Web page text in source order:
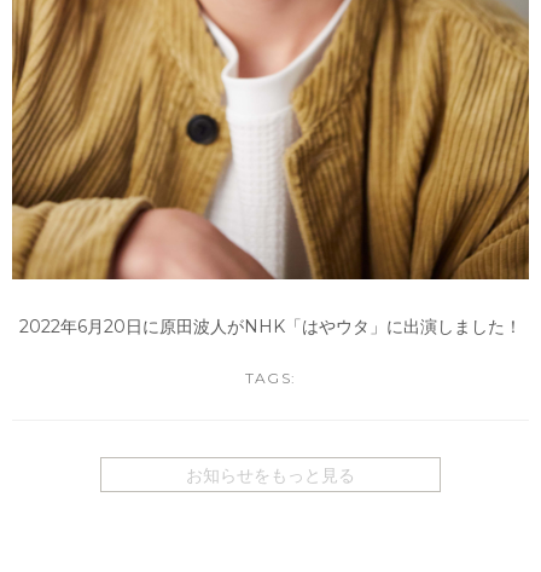
2022年6月20日に原田波人がNHK「はやウタ」に出演しました！
TAGS:
お知らせをもっと見る